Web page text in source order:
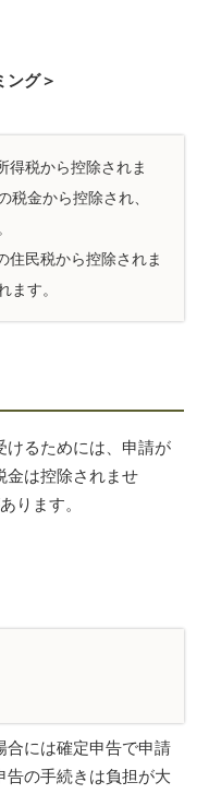
ング＞
得税から控除されま
税金から控除され、
住民税から控除されま
ます。
けるためには、申請が
金は控除されませ
ります。
合には確定申告で申請
告の手続きは負担が大